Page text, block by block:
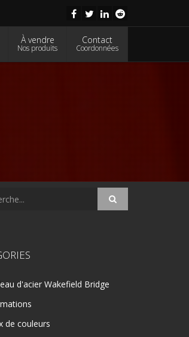
À vendre
Nos produits
Contact
Coordonnées
d'acier Wakefield Bridge
de couleurs